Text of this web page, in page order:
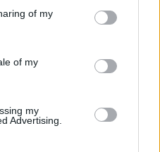
behaviour. You may click to
and its third-party tags to
purposes in below Google
of my
of my
my
Advertising.